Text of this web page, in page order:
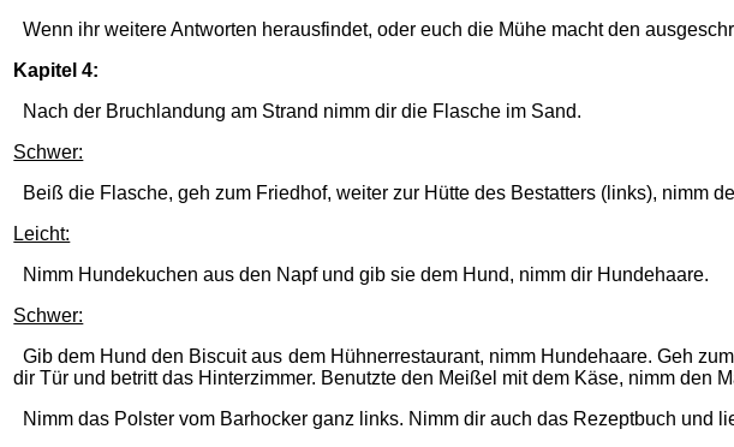
Wenn ihr weitere Antworten herausfindet, oder euch die Mühe macht den
Kapitel 4:
Nach der Bruchlandung am Strand nimm dir die Flasche im Sand.
Schwer:
Beiß die Flasche, geh zum Friedhof, weiter zur Hütte des Bestatters (links), nimm
Leicht:
Nimm Hundekuchen aus den Napf und gib sie dem Hund, nimm dir Hundehaare.
Schwer:
Gib dem Hund den Biscuit aus dem Hühnerrestaurant, nimm Hundehaare. Geh
dir Tür und betritt das Hinterzimmer. Benutzte den Meißel mit dem Käse, nimm den
Nimm das Polster vom Barhocker ganz links. Nimm dir auch das Rezeptbuch und